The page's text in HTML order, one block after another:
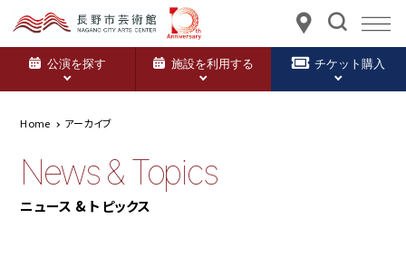
公演を探す 施設を利用する チケット購入
Home アーカイブ
News & Topics
ニュース & トピックス